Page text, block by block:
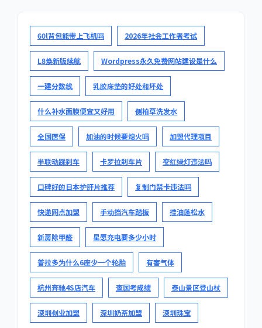
60l背包能带上飞机吗 2026年社会工作者考试
L8焕新版续航 Wordpress永久免费网站建设是什么
一建分数线 乳胶床垫的好处和坏处
什么补水面膜便宜又好用 侧柏草洗发水
全国医保 加油的时候要熄火吗 加盟代理项目
半联动踩刹车 卡罗拉刹车片 变红绿灯违法吗
口碑好的日本护肝片推荐 复制门禁卡违法吗
快递网点加盟 手动挡汽车踏板 控油蓬松水
新房除甲醛 星愿充电要多少小时
普拉多为什么6座少一个轮胎 有害气体
杭州奔驰4S店汽车 查国考成绩 泰山景区登山杖
深圳创业加盟 深圳奶茶加盟 深圳珠宝